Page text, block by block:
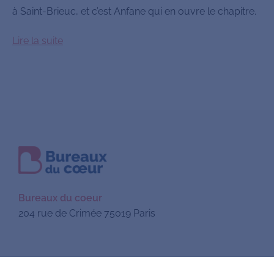
à Saint-Brieuc, et c’est Anfane qui en ouvre le chapitre.
Lire la suite
Bureaux du coeur
204 rue de Crimée 75019 Paris